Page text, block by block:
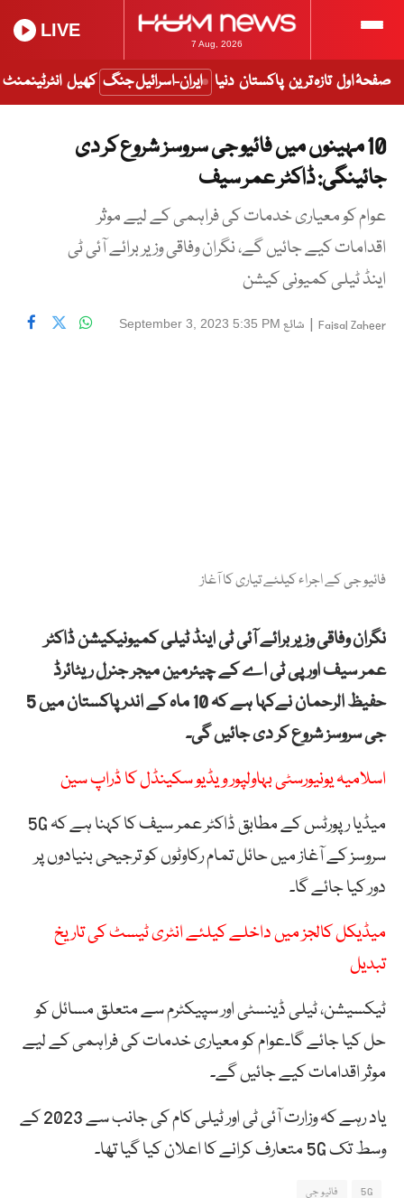
7 Aug, 2026
LIVE
صفحۂ اول تازہ ترین پاکستان دنیا ایران-اسرائیل جنگ کھیل انٹرٹینمنٹ
10 مہینوں میں فائیو جی سروسز شروع کر دی
جائینگی: ڈاکٹر عمر سیف
عوام کو معیاری خدمات کی فراہمی کے لیے موثر
اقدامات کیے جائیں گے، نگران وفاقی وزیر برائے آئی ٹی
اینڈ ٹیلی کمیونی کیشن
Faisal Zaheer
| شائع September 3, 2023 5:35 PM
فائیو جی کے اجراء کیلئے تیاری کا آغاز
نگران وفاقی وزیر برائے آئی ٹی اینڈ ٹیلی کمیونیکیشن ڈاکٹر
عمر سیف اور پی ٹی اے کے چیئرمین میجر جنرل ریٹائرڈ
حفیظ الرحمان نےکہا ہے کہ 10 ماہ کے اندر پاکستان میں 5
جی سروسز شروع کر دی جائیں گی۔
اسلامیہ یونیورسٹی بہاولپور ویڈیو سکینڈل کا ڈراپ سین
میڈیا رپورٹس کے مطابق ڈاکٹر عمر سیف کا کہنا ہے کہ 5G
سروسز کے آغاز میں حائل تمام رکاوٹوں کو ترجیحی بنیادوں پر
دور کیا جائے گا۔
میڈیکل کالجز میں داخلے کیلئے انٹری ٹیسٹ کی تاریخ
تبدیل
ٹیکسیشن، ٹیلی ڈینسٹی اور سپیکٹرم سے متعلق مسائل کو
حل کیا جائے گا۔عوام کو معیاری خدمات کی فراہمی کے لیے
موثر اقدامات کیے جائیں گے۔
یاد رہے کہ وزارت آئی ٹی اور ٹیلی کام کی جانب سے 2023 کے
وسط تک 5G متعارف کرانے کا اعلان کیا گیا تھا۔
5G فائیو جی